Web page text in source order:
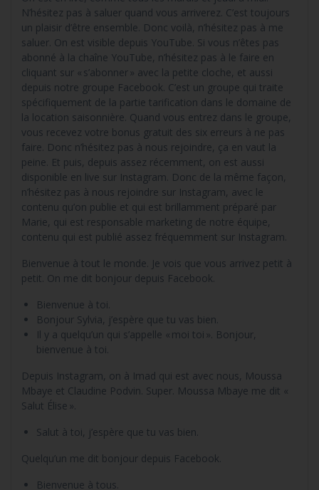
N’hésitez pas à saluer quand vous arriverez. C’est toujours
un plaisir d’être ensemble. Donc voilà, n’hésitez pas à me
saluer. On est visible depuis YouTube. Si vous n’êtes pas
abonné à la chaîne YouTube, n’hésitez pas à le faire en
cliquant sur « s’abonner » avec la petite cloche, et aussi
depuis notre groupe Facebook. C’est un groupe qui traite
spécifiquement de la partie tarification dans le domaine de
la location saisonnière. Quand vous entrez dans le groupe,
vous recevez votre bonus gratuit des six erreurs à ne pas
faire. Donc n’hésitez pas à nous rejoindre, ça en vaut la
peine. Et puis, depuis assez récemment, on est aussi
disponible en live sur Instagram. Donc de la même façon,
n’hésitez pas à nous rejoindre sur Instagram, avec le
contenu qu’on publie et qui est brillamment préparé par
Marie, qui est responsable marketing de notre équipe,
contenu qui est publié assez fréquemment sur Instagram.
Bienvenue à tout le monde. Je vois que vous arrivez petit à
petit. On me dit bonjour depuis Facebook.
Bienvenue à toi.
Bonjour Sylvia, j’espère que tu vas bien.
Il y a quelqu’un qui s’appelle « moi toi ». Bonjour,
bienvenue à toi.
Depuis Instagram, on à Imad qui est avec nous, Moussa
Mbaye et Claudine Podvin. Super. Moussa Mbaye me dit «
Salut Élise ».
Salut à toi, j’espère que tu vas bien.
Quelqu’un me dit bonjour depuis Facebook.
Bienvenue à tous.